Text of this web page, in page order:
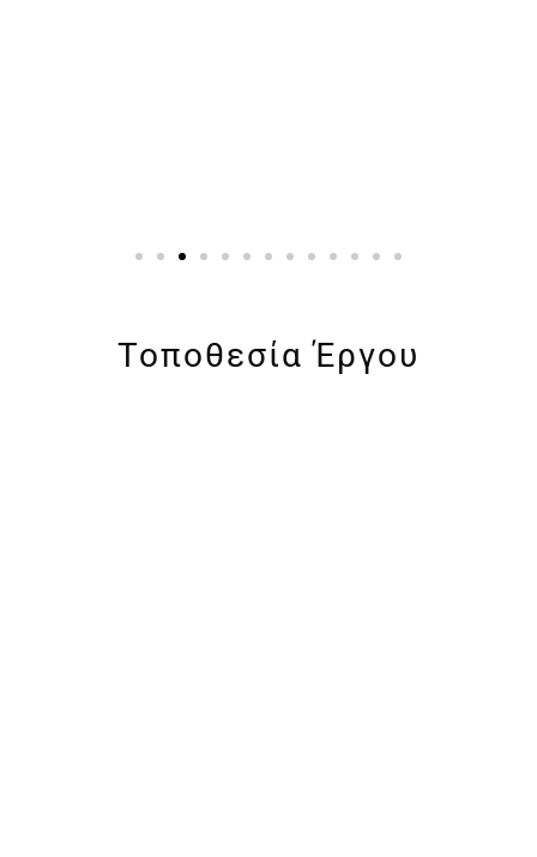
Τοποθεσία Έργου